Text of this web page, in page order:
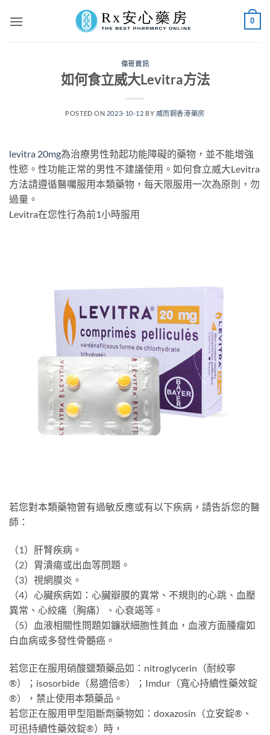
0
偉哥資訊
如何食立威大Levitra方法
POSTED ON 2023-10-12 BY 威而鋼香港藥房
levitra 20mg為治療男性勃起功能障礙的藥物，並不能增強
性慾。性功能正常的男性不建議使用。如何食立威大Levitra
方法請遵循醫囑服用本類藥物，每天限服用一次為原則，勿
過量。
Levitra在您性行為前1小時服用
若您對本類藥物曾有過敏反應或有以下疾病，請告訴您的醫
師：
（1）肝腎疾病。
（2）胃潰瘍或出血等問題。
（3）視網膜炎。
（4）心臟疾病如：心臟瓣膜的異常、不規則的心跳、血壓
異常、心絞痛（胸痛）、心衰竭等。
（5）血液相關性問題如鐮狀細胞性貧血，血液方面腫瘤如
白血病或多發性骨髓癌。
若您正在服用硝酸鹽類藥品如：nitroglycerin（耐絞寧
®）；isosorbide（易適倍®）；Imdur（寬心持續性藥效錠
®），禁止使用本類藥品。
若您正在服用甲型阻斷劑藥物如：doxazosin（立安錠®、
可迅持續性藥效錠®）時，